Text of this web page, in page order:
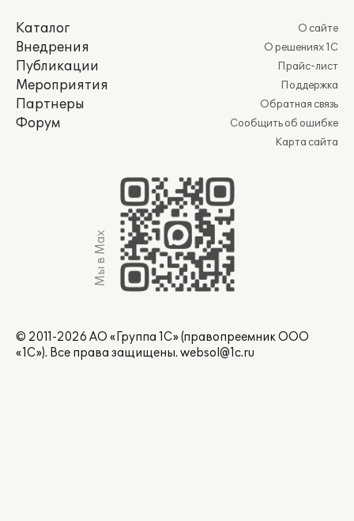
Каталог
Внедрения
Публикации
Мероприятия
Партнеры
Форум
О сайте
О решениях 1С
Прайс-лист
Поддержка
Обратная связь
Сообщить об ошибке
Карта сайта
Мы в Max
© 2011-2026 АО «Группа 1С» (правопреемник ООО
«1С»). Все права защищены. websol@1c.ru